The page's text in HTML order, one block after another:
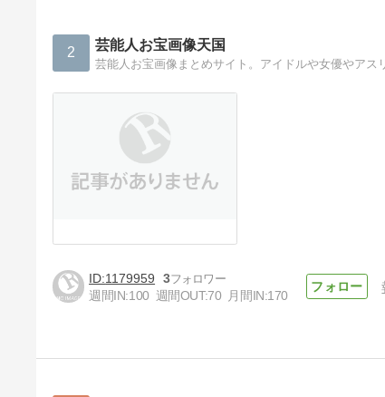
2 芸能人お宝画像天国
芸能人お宝画像まとめサイト。アイドルや女優やアス
1179959
3
週間IN:100 週間OUT:70 月間IN:170